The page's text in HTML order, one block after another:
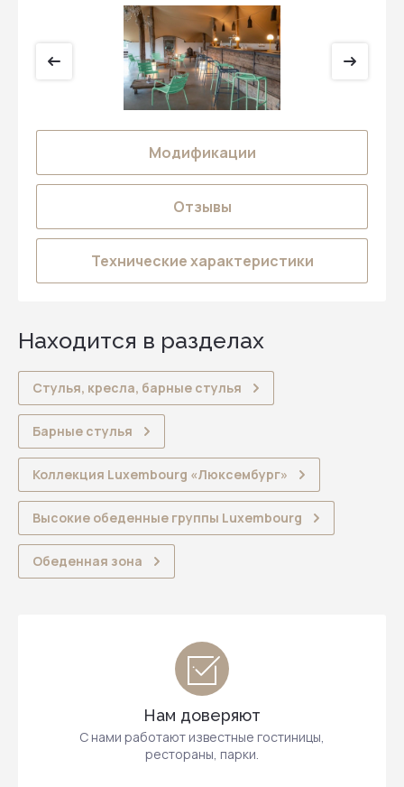
Модификации
Отзывы
Технические характеристики
Находится в разделах
Стулья, кресла, барные стулья
Барные стулья
Коллекция Luxembourg «Люксембург»
Высокие обеденные группы Luxembourg
Обеденная зона
Нам доверяют
С нами работают известные гостиницы,
рестораны, парки.